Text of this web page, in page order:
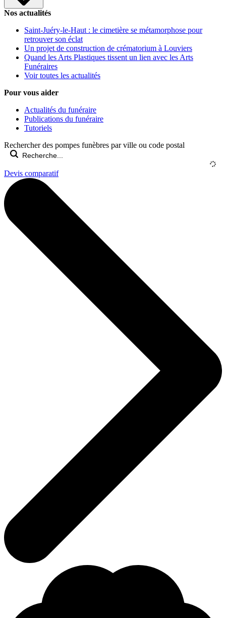
Nos actualités
Saint-Juéry-le-Haut : le cimetière se métamorphose pour
retrouver son éclat
Un projet de construction de crématorium à Louviers
Quand les Arts Plastiques tissent un lien avec les Arts
Funéraires
Voir toutes les actualités
Pour vous aider
Actualités du funéraire
Publications du funéraire
Tutoriels
Rechercher des pompes funèbres par ville ou code postal
Devis comparatif